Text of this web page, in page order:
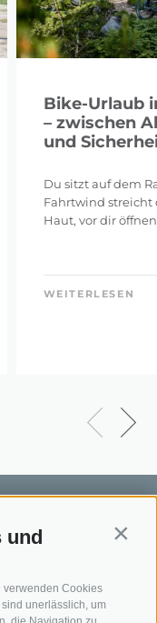
und
verwenden Cookies
unerlässlich, um
Bike-Urlaub
– zwischen
und
Du sitzt auf dem
Fahrtwind streicht
Haut, vor dir öffnen
WEITERLESEN
Kontakt